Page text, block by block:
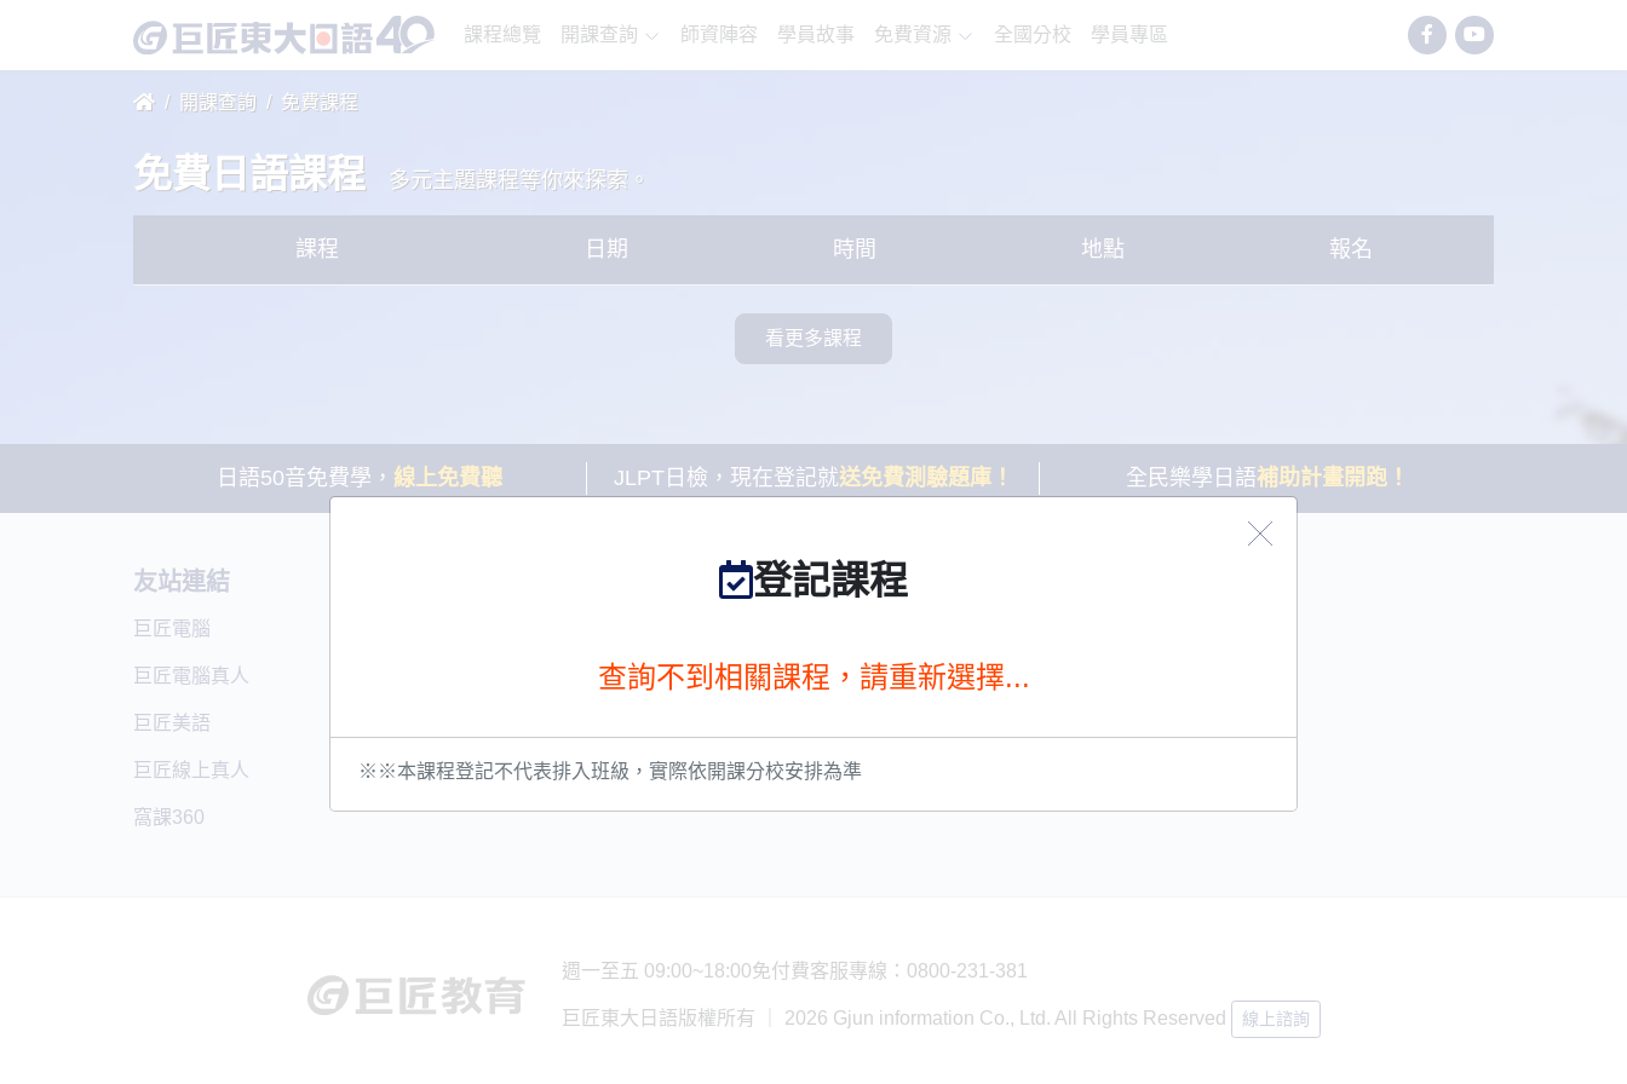
課程總覽 開課查詢 師資陣容 學員故事 免費資源 全國分校 學員專區
開課查詢 免費課程
免費日語課程 多元主題課程等你來探索。
課程 日期 時間 地點 報名
看更多課程
日語50音免費學， 線上免費聽 JLPT日檢，現在登記就送免費測驗題庫！ 全民樂學日語補助計畫開跑！
友站連結
巨匠電腦
巨匠電腦真人
巨匠美語
巨匠線上真人
窩課360
巨匠美語數位學院
社群
OneのJapan YouTube
週一至五 09:00~18:00免付費客服專線：0800-231-381
巨匠東大日語版權所有 ｜ 2026 Gjun information Co., Ltd. All Rights Reserved 線上諮詢